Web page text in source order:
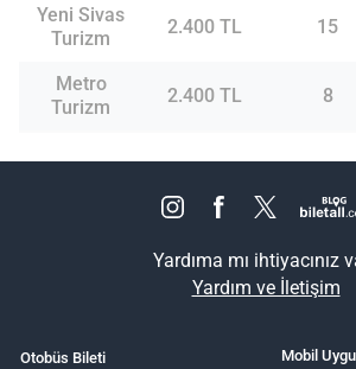
Yeni Sivas
Turizm
2.400 TL 15
Metro
Turizm
2.400 TL 8
Yardıma mı ihtiyacınız
Yardım ve İletişim
Otobüs Bileti
Mobil